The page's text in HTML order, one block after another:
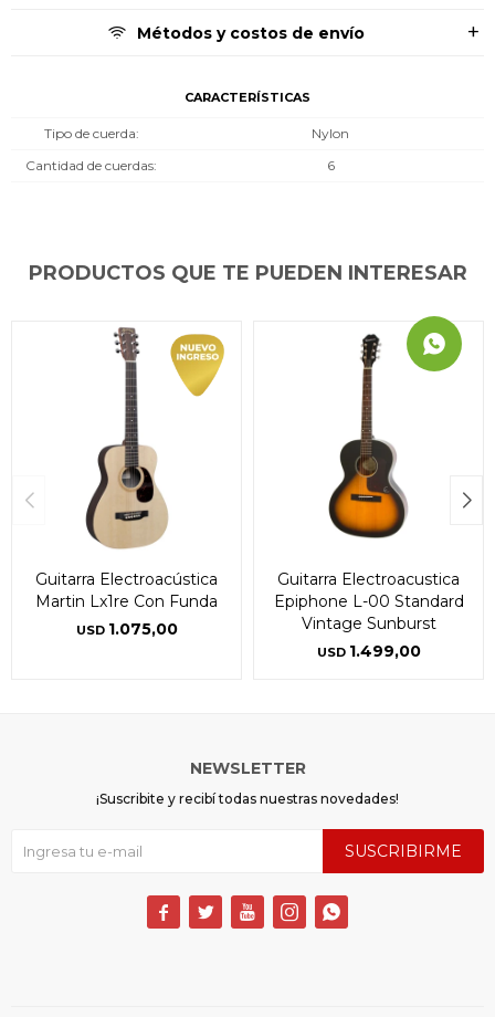
Métodos y costos de envío
CARACTERÍSTICAS
Tipo de cuerda
Nylon
Cantidad de cuerdas
6
PRODUCTOS QUE TE PUEDEN INTERESAR
Guitarra Electroacústica
Martin Lx1re Con Funda
USD 1.075,00
Guitarra Electroacustica
Epiphone L-00 Standard
Vintage Sunburst
USD 1.499,00
NEWSLETTER
¡Suscribite y recibí todas nuestras novedades!
SUSCRIBIRME
    